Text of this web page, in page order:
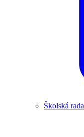
Školská rada